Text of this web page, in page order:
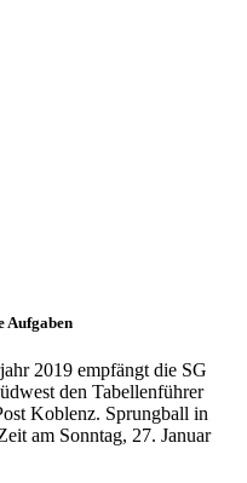
Aufgaben
2019 empfängt die SG
den Tabellenführer
Koblenz. Sprungball in
am Sonntag, 27. Januar